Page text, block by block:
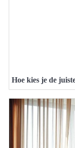
Hoe kies je de